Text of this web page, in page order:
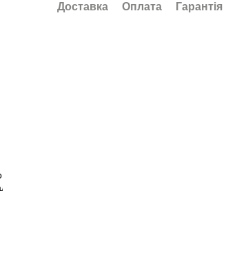
Доставка Оплата Гарантія